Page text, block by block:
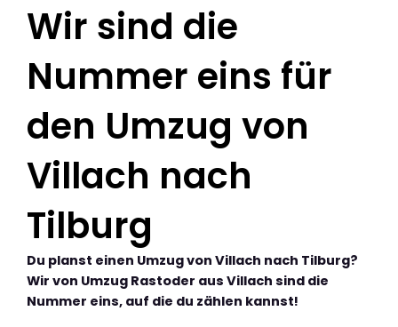
Wir sind die
Nummer eins für
den Umzug von
Villach nach
Tilburg
Du planst einen Umzug von Villach nach Tilburg?
Wir von Umzug Rastoder aus Villach sind die
Nummer eins, auf die du zählen kannst!